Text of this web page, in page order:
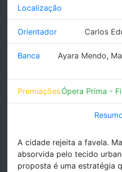
Localização
Orientador Carlos
Banca Ayara Mendo,
PremiaçõesÓpera Prima -
A cidade rejeita a favela.
absorvida pelo tecido
proposta é uma estratégia